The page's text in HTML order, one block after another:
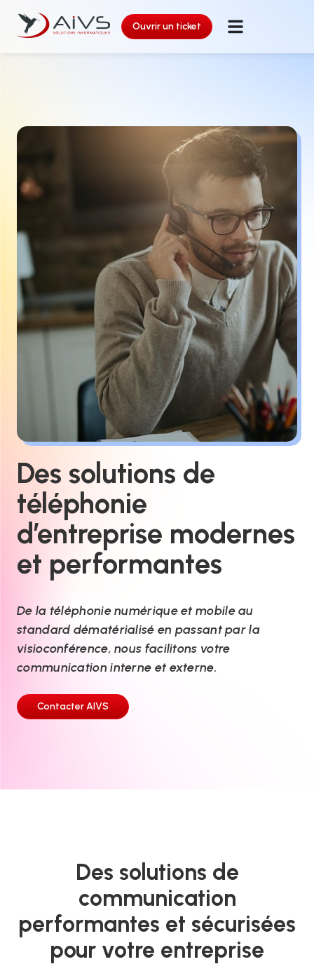
Ouvrir un ticket
Des solutions de
téléphonie
d’entreprise modernes
et performantes
De la téléphonie numérique et mobile au
standard dématérialisé en passant par la
visioconférence, nous facilitons votre
communication interne et externe.
Contacter AIVS
Des solutions de
communication
performantes et sécurisées
pour votre entreprise